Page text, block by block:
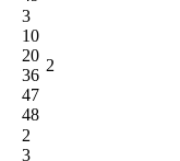
3
10
20
36
47
48
2
2
3